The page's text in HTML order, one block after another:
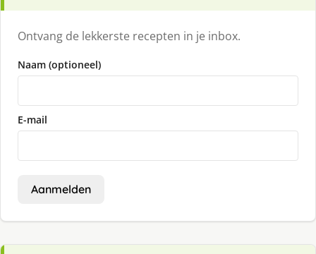
Ontvang de lekkerste recepten in je inbox.
Naam (optioneel)
E-mail
Aanmelden